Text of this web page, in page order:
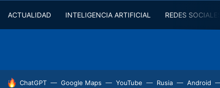
ACTUALIDAD INTELIGENCIA ARTIFICIAL REDES
HOY SE HABLA DE
ChatGPT Google Maps YouTube Rusia Android